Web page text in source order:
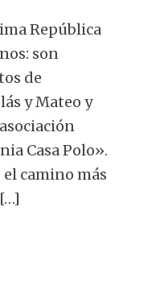
República
son
de
y Mateo y
Casa Polo».
camino más